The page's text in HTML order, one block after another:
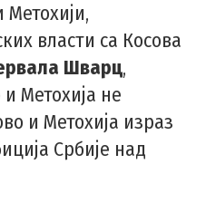
Метохији,
власти са Косова
Шварц,
и Метохија не
и Метохија израз
Србије над